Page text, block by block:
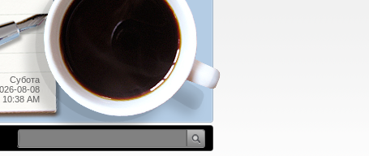
Субота
08-08
10:38 AM